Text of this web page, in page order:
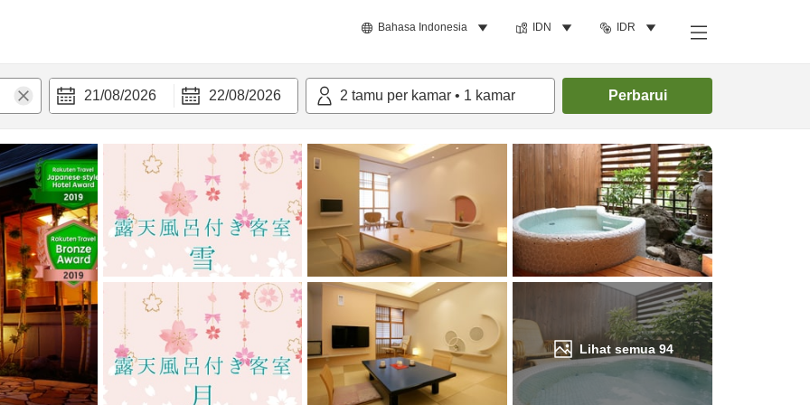
Bahasa Indonesia IDN IDR
21/08/2026 22/08/2026 2 tamu per kamar • 1 kamar Perbarui
Lihat semua 94
Cari kamar